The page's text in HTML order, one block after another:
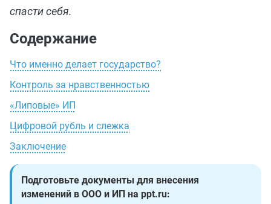
спасти себя.
Содержание
Что именно делает государство?
Контроль за нравственностью
«Липовые» ИП
Цифровой рубль и слежка
Заключение
Подготовьте документы для внесения
изменений в ООО и ИП на ppt.ru: